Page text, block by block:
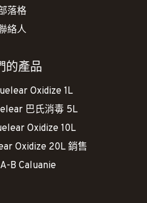
落格
絡人
的產品
Oxidize 1L
巴氏消毒 5L
Oxidize 10L
Oxidize 20L 銷售
B Caluanie